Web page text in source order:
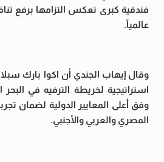
فندقية كبرى تعكس التزامها برفع
عالمياً.
وقال إيهاب الجندي أن اكوا بارك
استراتيجية لخريطة الترفيه في
وفق أعلى المعايير الدولية لضمان
المصري والعربي والأجنبي.